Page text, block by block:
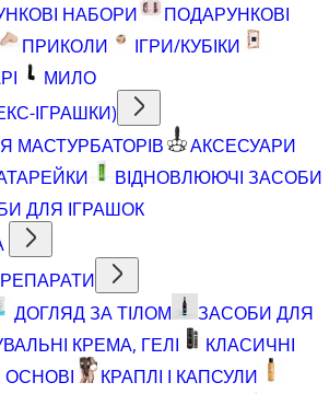
НАБОРИ
ПОДАРУНКОВІ
ПРИКОЛИ
ІГРИ/КУБІКИ
МИЛО
ІГРАШКИ)
МАСТУРБАТОРІВ
АКСЕСУАРИ
ВІДНОВЛЮЮЧІ ЗАСОБИ
ДЛЯ ІГРАШОК
ДОГЛЯД ЗА ТІЛОМ
ЗАСОБИ ДЛЯ
КРЕМА, ГЕЛІ
КЛАСИЧНІ
ОСНОВІ
КРАПЛІ І КАПСУЛИ